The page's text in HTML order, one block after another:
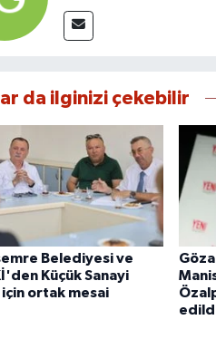
da ilginizi çekebilir
Belediyesi ve
Küçük Sanayi
ortak mesai